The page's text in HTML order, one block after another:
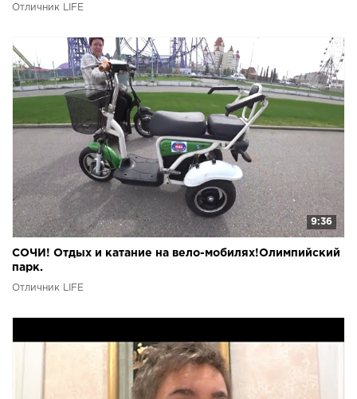
Отличник LIFE
9:36
СОЧИ! Отдых и катание на вело-мобилях!Олимпийский
парк.
Отличник LIFE